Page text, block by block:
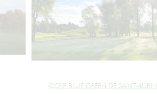
GOLF BLUE GREEN DE SAINT-AUBIN